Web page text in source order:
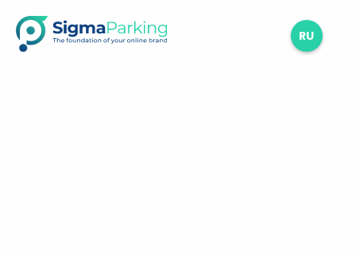
RU